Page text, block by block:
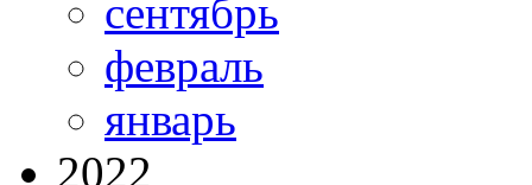
сентябрь
февраль
январь
2022